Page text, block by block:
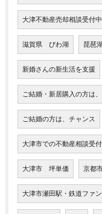
大津不動産売却相談受付中
滋賀県 びわ湖 琵琶
新婚さんの新生活を支援
ご結婚・新居購入の方は
ご結婚の方は、チャンス
大津市での不動産相談受
大津市 坪単価 京都
大津市瀬田駅・鉄道ファ